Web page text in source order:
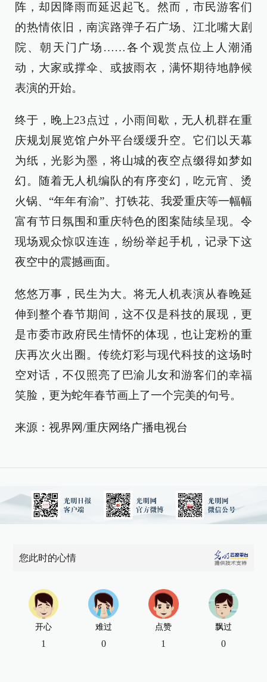
阵，却因降雨而延迟起飞。然而，市民游客们
的热情依旧，南滨路弹子石广场、江北嘴大剧
院、朝天门广场……各个观赏点位上人潮涌
动，大家或撑伞、或披雨衣，满怀期待地静候
表演的开始。
终于，晚上23点过，小雨间歇，无人机群在重
庆规划展览馆户外平台缓缓升空。它们以天幕
为纸，光影为墨，将山城的夜空点缀得如梦如
幻。随着无人机编队的有序变幻，吃元宵、烫
火锅、“年年有渝”、打铁花、我爱重庆等一幅幅
富有节日氛围和重庆特色的图案陆续呈现。令
现场观众惊叹连连，纷纷举起手机，记录下这
夜空中的震撼画面。
悠悠万事，民生为大。将无人机表演从春晚延
伸到整个春节期间，这不仅是科技的展现，更
是市委市政府民生情怀的体现，也让宠粉的重
庆再次火出圈。传统灯彩与现代科技的这场时
空对话，不仅照亮了巴渝儿女和游客们的幸福
笑脸，更为蛇年春节画上了一个完美的句号。
来源：视界网/重庆网络广播电视台
您此时的心情
开心
1
难过
0
点赞
1
飘过
0